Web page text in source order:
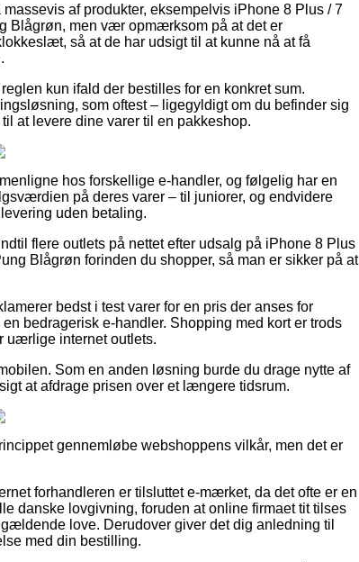
af produkter, eksempelvis iPhone 8 Plus / 7
Blågrøn, men vær opmærksom på at det er
så at de har udsigt til at kunne nå at få
kun ifald der bestilles for en konkret sum.
som oftest – ligegyldigt om du befinder sig
at levere dine varer til en pakkeshop.
hos forskellige e-handler, og følgelig har en
på deres varer – til juniorer, og endvidere
uden betaling.
flere outlets på nettet efter udsalg på iPhone 8 Plus
Blågrøn forinden du shopper, så man er sikker på at
bedst i test varer for en pris der anses for
bedragerisk e-handler. Shopping med kort er trods
uærlige internet outlets.
Som en anden løsning burde du drage nytte af
at afdrage prisen over et længere tidsrum.
gennemløbe webshoppens vilkår, men det er
forhandleren er tilsluttet e-mærket, da det ofte er en
danske lovgivning, foruden at online firmaet tit tilses
love. Derudover giver det dig anledning til
med din bestilling.